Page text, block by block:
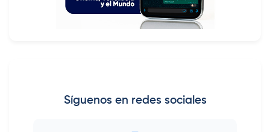
Síguenos en redes sociales